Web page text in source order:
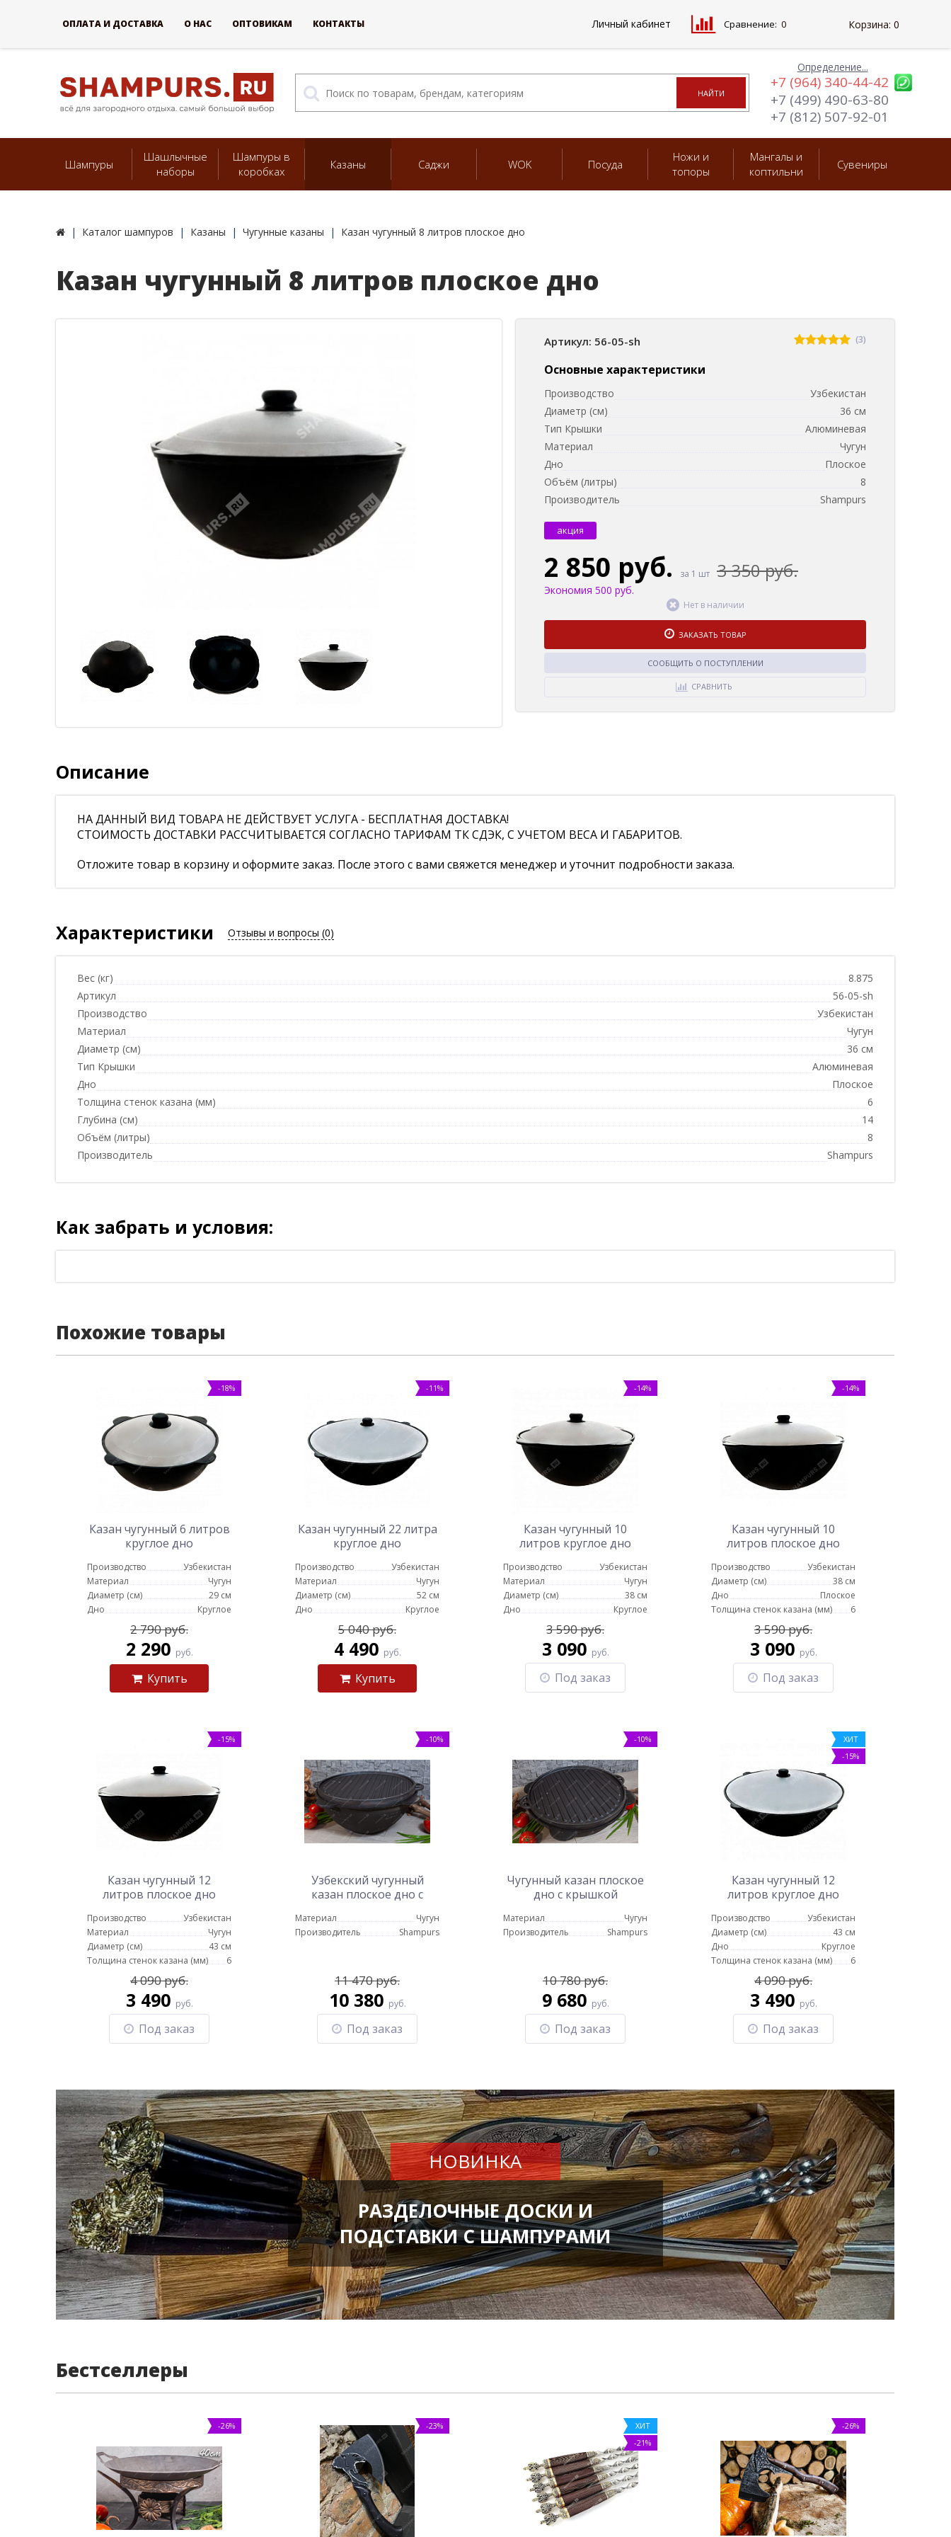
Определение...
+7 (964) 340-44-42
+7 (499) 490-63-80
+7 (812) 507-92-01
Шампуры
Шашлычные
наборы
Шампуры в
коробках
Казаны Саджи WOK Посуда
Ножи и
топоры
Мангалы и
коптильни
Сувениры
Каталог шампуров Казаны Чугунные казаны Казан чугунный 8 литров плоское дно
Казан чугунный 8 литров плоское дно
Артикул: 56-05-sh (3)
Основные характеристики
Производство
Узбекистан
Диаметр (см)
36 см
Тип Крышки
Алюминевая
Материал
Чугун
Дно
Плоское
Объём (литры)
8
Производитель
Shampurs
акция
2 850 руб. за 1 шт 3 350 руб.
Экономия 500 руб.
Нет в наличии
ЗАКАЗАТЬ ТОВАР
СООБЩИТЬ О ПОСТУПЛЕНИИ
СРАВНИТЬ
Описание
НА ДАННЫЙ ВИД ТОВАРА НЕ ДЕЙСТВУЕТ УСЛУГА - БЕСПЛАТНАЯ ДОСТАВКА!
СТОИМОСТЬ ДОСТАВКИ РАССЧИТЫВАЕТСЯ СОГЛАСНО ТАРИФАМ ТК СДЭК, С УЧЕТОМ ВЕСА И ГАБАРИТОВ.
Отложите товар в корзину и оформите заказ. После этого с вами свяжется менеджер и уточнит подробности заказа.
Характеристики Отзывы и вопросы (0)
Вес (кг)
8.875
Артикул
56-05-sh
Производство
Узбекистан
Материал
Чугун
Диаметр (см)
36 см
Тип Крышки
Алюминевая
Дно
Плоское
Толщина стенок казана (мм)
6
Глубина (см)
14
Объём (литры)
8
Производитель
Shampurs
Как забрать и условия:
Похожие товары
-18%
Казан чугунный 6 литров
круглое дно
Производство
Узбекистан
Материал
Чугун
Диаметр (см)
29 см
Дно
Круглое
2 790 руб.
2 290 руб.
Купить
-11%
Казан чугунный 22 литра
круглое дно
Производство
Узбекистан
Материал
Чугун
Диаметр (см)
52 см
Дно
Круглое
5 040 руб.
4 490 руб.
Купить
-14%
Казан чугунный 10
литров круглое дно
Производство
Узбекистан
Материал
Чугун
Диаметр (см)
38 см
Дно
Круглое
3 590 руб.
3 090 руб.
Под заказ
-14%
Казан чугунный 10
литров плоское дно
Производство
Узбекистан
Диаметр (см)
38 см
Дно
Плоское
Толщина стенок казана (мм)
6
3 590 руб.
3 090 руб.
Под заказ
-15%
Казан чугунный 12
литров плоское дно
Производство
Узбекистан
Материал
Чугун
Диаметр (см)
43 см
Толщина стенок казана (мм)
6
4 090 руб.
3 490 руб.
Под заказ
-10%
Узбекский чугунный
казан плоское дно с
сковородой 12 литров
Материал
Чугун
Производитель
Shampurs
11 470 руб.
10 380 руб.
Под заказ
-10%
Чугунный казан плоское
дно с крышкой
Материал
Чугун
Производитель
Shampurs
10 780 руб.
9 680 руб.
Под заказ
ХИТ
-15%
Казан чугунный 12
литров круглое дно
Производство
Узбекистан
Диаметр (см)
43 см
Дно
Круглое
Толщина стенок казана (мм)
6
4 090 руб.
3 490 руб.
Под заказ
НОВИНКА
РАЗДЕЛОЧНЫЕ ДОСКИ И
ПОДСТАВКИ С ШАМПУРАМИ
Бестселлеры
-26% -23%
ХИТ
-21%
-26%
ОПЛАТА И ДОСТАВКА О НАС ОПТОВИКАМ КОНТАКТЫ Личный кабинет Сравнение: 0 Корзина: 0